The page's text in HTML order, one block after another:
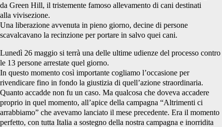
da Green Hill, il tristemente famoso allevamento di cani destinati
alla vivisezione.
Una liberazione avvenuta in pieno giorno, decine di persone
scavalcavano la recinzione per portare in salvo quei cani.
Lunedì 26 maggio si terrà una delle ultime udienze del processo contro
le 13 persone arrestate quel giorno.
In questo momento così importante cogliamo l’occasione per
rivendicare fino in fondo la giustizia di quell’azione straordinaria.
Quanto accadde non fu un caso. Ma qualcosa che doveva accadere
proprio in quel momento, all’apice della campagna “Altrimenti ci
arrabbiamo” che avevamo lanciato il mese precedente. Era il momento
perfetto, con tutta Italia a sostegno della nostra campagna e inorridita